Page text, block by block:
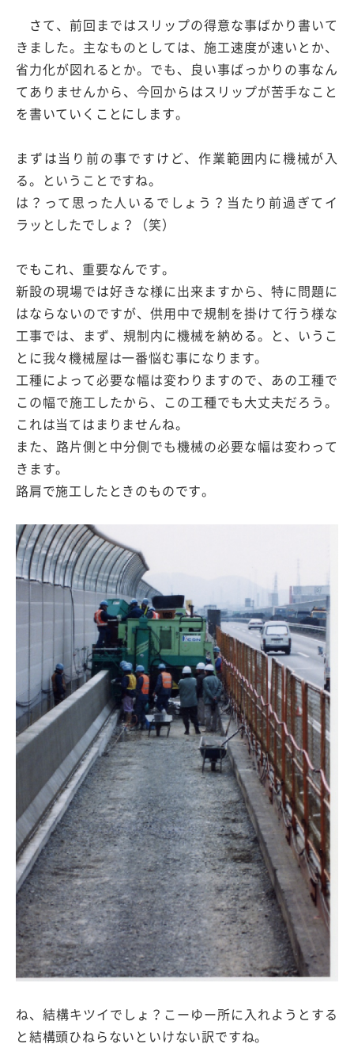
さて、前回まではスリップの得意な事ばかり書いて
きました。主なものとしては、施工速度が速いとか、
省力化が図れるとか。でも、良い事ばっかりの事なん
てありませんから、今回からはスリップが苦手なこと
を書いていくことにします。
まずは当り前の事ですけど、作業範囲内に機械が入
る。ということですね。
は？って思った人いるでしょう？当たり前過ぎてイ
ラッとしたでしょ？（笑）
でもこれ、重要なんです。
新設の現場では好きな様に出来ますから、特に問題に
はならないのですが、供用中で規制を掛けて行う様な
工事では、まず、規制内に機械を納める。と、いうこ
とに我々機械屋は一番悩む事になります。
工種によって必要な幅は変わりますので、あの工種で
この幅で施工したから、この工種でも大丈夫だろう。
これは当てはまりませんね。
また、路片側と中分側でも機械の必要な幅は変わって
きます。
路肩で施工したときのものです。
ね、結構キツイでしょ？こーゆー所に入れようとする
と結構頭ひねらないといけない訳ですね。